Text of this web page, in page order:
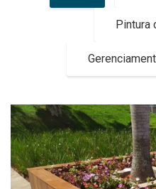
Pintura